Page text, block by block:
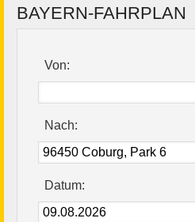
BAYERN-FAHRPLAN
Von:
Nach:
Datum: